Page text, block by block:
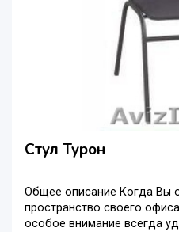
Стул Турон
Общее описание Когда Вы
пространство своего
особое внимание всегда